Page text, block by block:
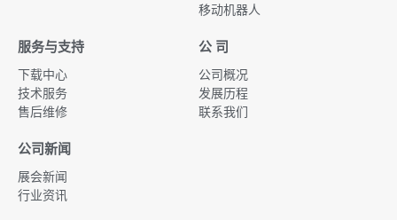
移动机器人
服务与支持
下载中心
技术服务
售后维修
公 司
公司概况
发展历程
联系我们
公司新闻
展会新闻
行业资讯